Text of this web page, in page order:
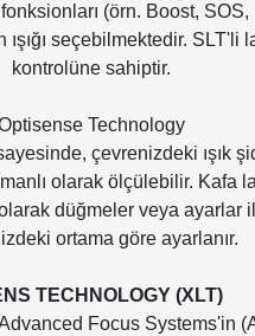
fonksionları (örn. Boost,
ışığı seçebilmektedir. SLT'li
kontrolüne sahiptir.
Technology
çevrenizdeki ışık
olarak ölçülebilir. Kafa
düğmeler veya ayarlar
ortama göre ayarlanır.
TECHNOLOGY (XLT)
Focus Systems'in